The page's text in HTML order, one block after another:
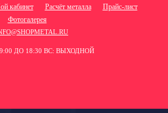
кабинет Расчёт металла
Прайс-лист
Фотогалерея
ДО 18:30 ВС: ВЫХОДНОЙ